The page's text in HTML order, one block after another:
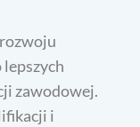
zawodowej.
i